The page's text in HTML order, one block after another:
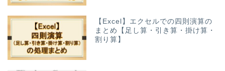
【Excel】エクセルでの四則演算の
まとめ【足し算・引き算・掛け算・
割り算】